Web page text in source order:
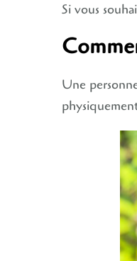
Si vous
Une